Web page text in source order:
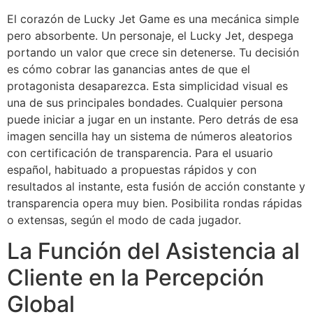
El corazón de Lucky Jet Game es una mecánica simple
pero absorbente. Un personaje, el Lucky Jet, despega
portando un valor que crece sin detenerse. Tu decisión
es cómo cobrar las ganancias antes de que el
protagonista desaparezca. Esta simplicidad visual es
una de sus principales bondades. Cualquier persona
puede iniciar a jugar en un instante. Pero detrás de esa
imagen sencilla hay un sistema de números aleatorios
con certificación de transparencia. Para el usuario
español, habituado a propuestas rápidos y con
resultados al instante, esta fusión de acción constante y
transparencia opera muy bien. Posibilita rondas rápidas
o extensas, según el modo de cada jugador.
La Función del Asistencia al
Cliente en la Percepción
Global